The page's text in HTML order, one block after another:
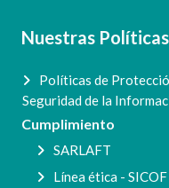
Nuestras Políticas
Políticas de
Seguridad de la
Cumplimiento
SARLAFT
Línea ética -